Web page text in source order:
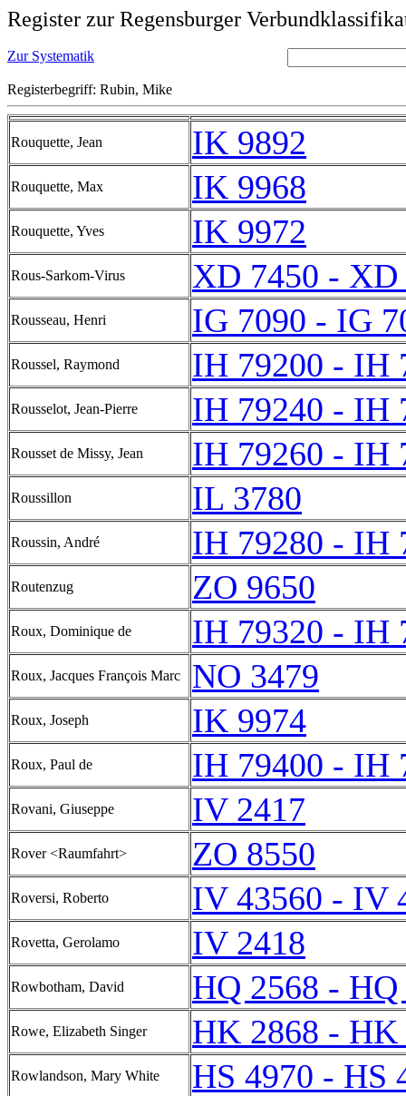
Register zur Regensburger
Zur Systematik
Registerbegriff: Rubin, Mike
Rouquette, Jean IK 9892
Rouquette, Max IK 9968
Rouquette, Yves IK 9972
Rous-Sarkom-Virus XD 7450 - XD
Rousseau, Henri IG 7090 - IG
Roussel, Raymond IH 79200 - IH
Rousselot, Jean-Pierre IH 79240 - IH
Rousset de Missy, Jean IH 79260 - IH
Roussillon IL 3780
Roussin, André IH 79280 - IH
Routenzug ZO 9650
Roux, Dominique de IH 79320 - IH
Roux, Jacques François Marc NO 3479
Roux, Joseph IK 9974
Roux, Paul de IH 79400 - IH
Rovani, Giuseppe IV 2417
Rover <Raumfahrt> ZO 8550
Roversi, Roberto IV 43560 - IV
Rovetta, Gerolamo IV 2418
Rowbotham, David HQ 2568 - HQ
Rowe, Elizabeth Singer HK 2868 - HK
Rowlandson, Mary White HS 4970 - HS